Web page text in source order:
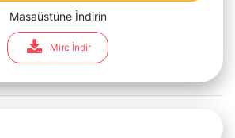
Masaüstüne İndirin
Mirc İndir